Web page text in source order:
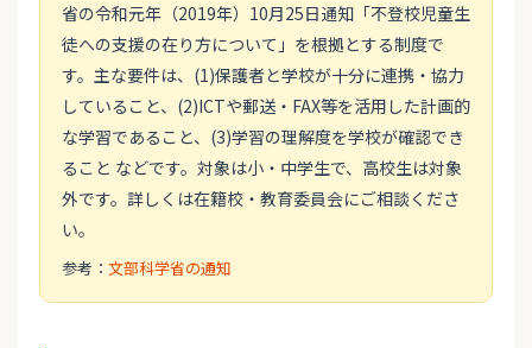
省の令和元年（2019年）10月25日通知「不登校児童生
徒への支援の在り方について」を根拠とする制度で
す。主な要件は、(1)保護者と学校が十分に連携・協力
していること、(2)ICTや郵送・FAX等を活用した計画的
な学習であること、(3)学習の理解度を学校が確認でき
ること などです。対象は小・中学生で、高校生は対象
外です。詳しくは在籍校・教育委員会にご相談くださ
い。
参考： 文部科学省の通知